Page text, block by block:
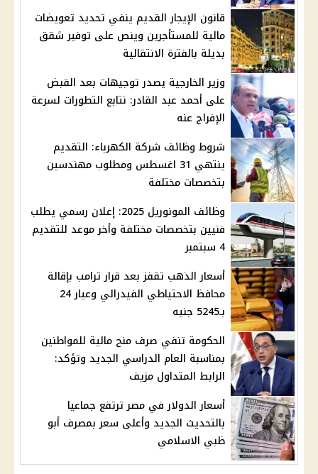
قانون الإيجار القديم ينفي تحديد تعويضات
مالية للمستأجرين وينص على توفير شقق
بديلة بالفترة الانتقالية
وزير الخارجية يصدر توجيهات بعد القبض
على أحمد عبد القادر: نتابع التطورات لسرعة
الإفراج عنه
شروط وظائف شركة الكهرباء: التقديم
ينتهي 31 اغسطس ومطلوب مهندسين
بتخصصات مختلفة
وظائف المونوريل 2025: إعلان رسمي يطلب
فنيين بتخصصات مختلفة وأخر موعد للتقديم
4 سبتمبر
أسعار الذهب تقفز بعد قرار ترامب بإقالة
محافظ الاحتياطي الفيدرالي وعيار 24
بـ5245 جنيه
الحكومة تنفي صرف منح مالية للمواطنين
بمناسبة العام الدراسي الجديد وتؤكد:
الرابط المتداول مزيف
أسعار الدولار في مصر ترتفع جماعيا
بالتحديث الجديد وأعلى سعر بمصرف أبو
ظبي الاسلامي